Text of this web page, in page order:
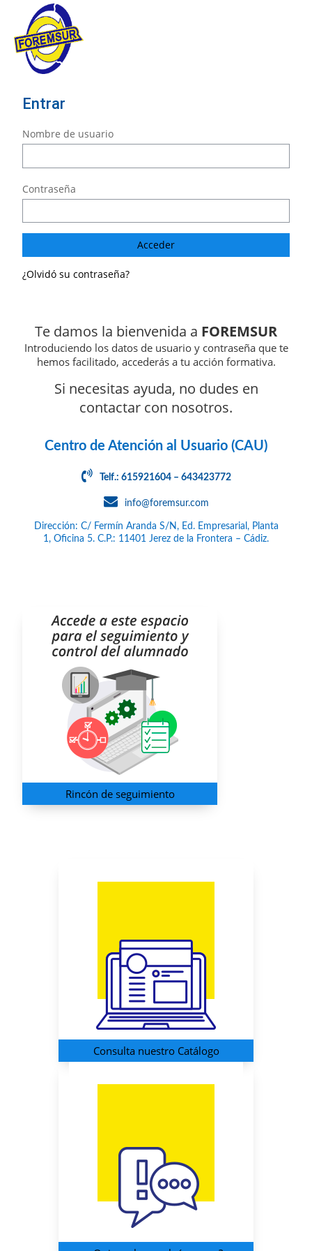
Salta al contenido principal
Entrar
Nombre de usuario
Contraseña
¿Olvidó su contraseña?
Te damos la bienvenida a FOREMSUR
Introduciendo los datos de usuario y contraseña que te
hemos facilitado, accederás a tu acción formativa.
Si necesitas ayuda, no dudes en
contactar con nosotros.
Centro de Atención al Usuario (CAU)
Telf.: 615921604 – 643423772
info@foremsur.com
Dirección: C/ Fermín Aranda S/N, Ed. Empresarial, Planta
1, Oficina 5. C.P.: 11401 Jerez de la Frontera – Cádiz.
Rincón de seguimiento
Consulta nuestro Catálogo